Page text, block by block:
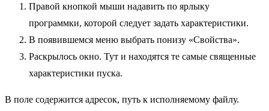
Правой кнопкой мыши надавить по ярлыку
программки, которой следует задать характеристики.
В появившемся меню выбрать понизу «Свойства».
Раскрылось окно. Тут и находятся те самые священные
характеристики пуска.
В поле содержится адресок, путь к исполняемому файлу.